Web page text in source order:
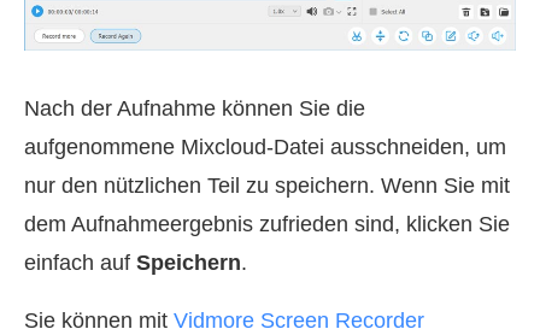
Nach der Aufnahme können Sie die
aufgenommene Mixcloud-Datei ausschneiden, um
nur den nützlichen Teil zu speichern. Wenn Sie mit
dem Aufnahmeergebnis zufrieden sind, klicken Sie
einfach auf Speichern.
Sie können mit Vidmore Screen Recorder